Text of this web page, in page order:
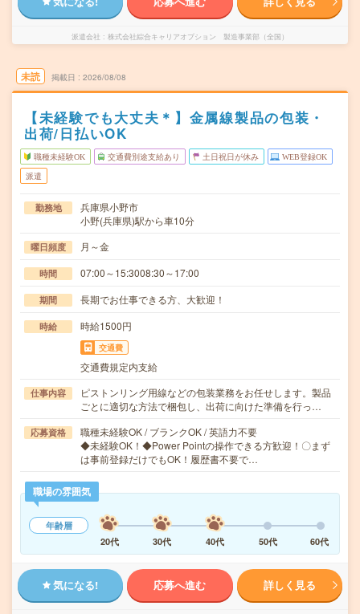
派遣会社 株式会社綜合キャリアオプション 製造事業部（全国）
未読 掲載日 2026/08/08
【未経験でも大丈夫＊】金属線製品の包装・
出荷/日払いOK
職種未経験OK 交通費別途支給あり 土日祝日が休み WEB登録OK
派遣
勤務地
兵庫県小野市
小野(兵庫県)駅から車10分
曜日頻度 月～金
時間 07:00～15:3008:30～17:00
期間 長期でお仕事できる方、大歓迎！
時給 時給1500円
交通費
交通費規定内支給
仕事内容
ピストンリング用線などの包装業務をお任せします。製品
ごとに適切な方法で梱包し、出荷に向けた準備を行っ…
応募資格
職種未経験OK / ブランクOK / 英語力不要
◆未経験OK！◆Power Pointの操作できる方歓迎！〇まず
は事前登録だけでもOK！履歴書不要で…
職場の雰囲気
年齢層
20代
30代 40代 50代 60代
気になる! 応募へ進む 詳しく見る